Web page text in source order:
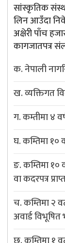
सांस्कृतिक
लिन आउँदा
अक्षेरी पाँच
कागजातपत्र
क. नेपाली
ख. व्यक्तिगत
ग. कम्तीमा ४
घ. कम्तिमा १०
ङ. कम्तिमा १०
वा कदरपत्र
च. कम्तिमा २
अवार्ड